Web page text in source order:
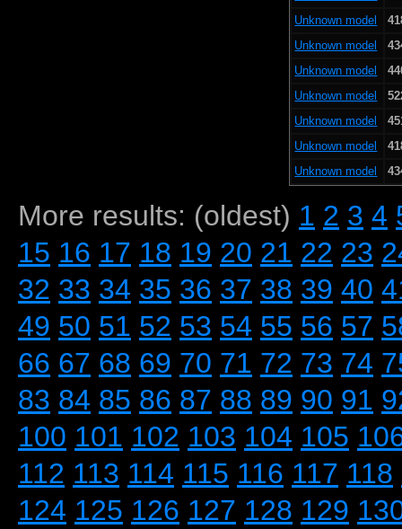
Unknown model
Unknown model
Unknown model
Unknown model
Unknown model
Unknown model
Unknown model
More results: (oldest) 1 2 3 4
15 16 17 18 19 20 21 22 23
32 33 34 35 36 37 38 39 40
49 50 51 52 53 54 55 56 57
66 67 68 69 70 71 72 73 74
83 84 85 86 87 88 89 90 91
100 101 102 103 104 105
112 113 114 115 116 117 118
124 125 126 127 128 129